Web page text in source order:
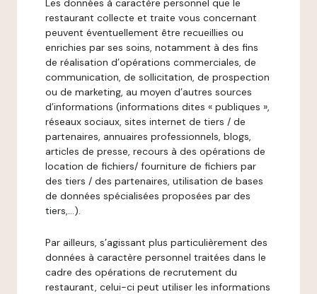
Les données à caractère personnel que le
restaurant collecte et traite vous concernant
peuvent éventuellement être recueillies ou
enrichies par ses soins, notamment à des fins
de réalisation d’opérations commerciales, de
communication, de sollicitation, de prospection
ou de marketing, au moyen d’autres sources
d’informations (informations dites « publiques »,
réseaux sociaux, sites internet de tiers / de
partenaires, annuaires professionnels, blogs,
articles de presse, recours à des opérations de
location de fichiers/ fourniture de fichiers par
des tiers / des partenaires, utilisation de bases
de données spécialisées proposées par des
tiers,…).
Par ailleurs, s’agissant plus particulièrement des
données à caractère personnel traitées dans le
cadre des opérations de recrutement du
restaurant, celui-ci peut utiliser les informations